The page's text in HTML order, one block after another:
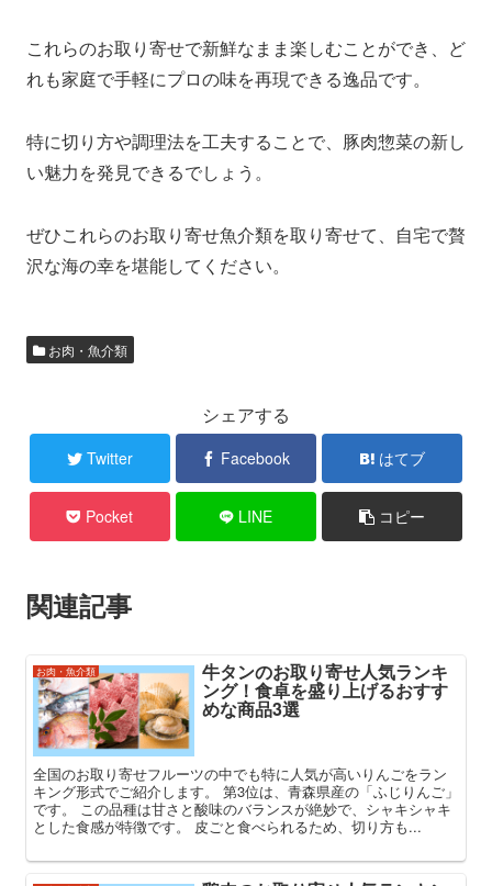
これらのお取り寄せで新鮮なまま楽しむことができ、ど
れも家庭で手軽にプロの味を再現できる逸品です。
特に切り方や調理法を工夫することで、豚肉惣菜の新し
い魅力を発見できるでしょう。
ぜひこれらのお取り寄せ魚介類を取り寄せて、自宅で贅
沢な海の幸を堪能してください。
お肉・魚介類
シェアする
Twitter Facebook はてブ
Pocket LINE コピー
関連記事
お肉・魚介類 牛タンのお取り寄せ人気ランキ
ング！食卓を盛り上げるおすす
めな商品3選
全国のお取り寄せフルーツの中でも特に人気が高いりんごをラン
キング形式でご紹介します。 第3位は、青森県産の「ふじりんご」
です。 この品種は甘さと酸味のバランスが絶妙で、シャキシャキ
とした食感が特徴です。 皮ごと食べられるため、切り方も...